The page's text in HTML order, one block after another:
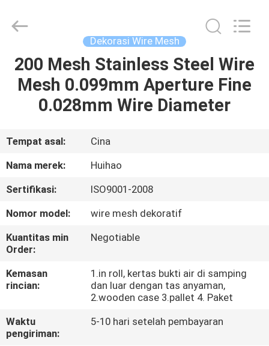
RUMAH
PRODUK
TENTANG
KAMI
TUR
PABRIK
KONTROL
KUALITAS
HUBUNGI
KAMI
Mesh
Product
Reserved.
Dekorasi Wire Mesh
200 Mesh Stainless Steel Wire
Mesh 0.099mm Aperture Fine
0.028mm Wire Diameter
Tempat asal:
Cina
Nama merek:
Huihao
Sertifikasi:
ISO9001-2008
Nomor model:
wire mesh dekoratif
Kuantitas min
Order:
Negotiable
Kemasan
rincian:
1.in roll, kertas bukti air di samping
dan luar dengan tas anyaman,
2.wooden case 3.pallet 4. Paket
Waktu
pengiriman:
5-10 hari setelah pembayaran